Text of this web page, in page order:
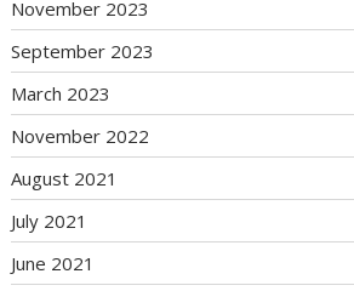
November 2023
September 2023
March 2023
November 2022
August 2021
July 2021
June 2021